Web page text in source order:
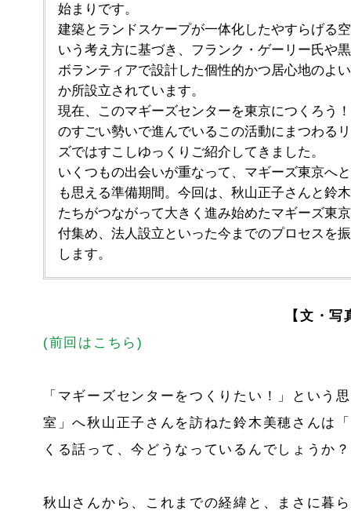
始まりです。
建築とランドスケープが一体化したやすらげる
いう考え方に基づき、フランク・ゲーリー氏や
ボランティアで設計した個性的かつ居心地のよ
か所設立されています。
現在、このマギーズセンターを東京につくろう
のすごい勢いで進んでいるこの活動にまつわる
ズではすこしゆっくりご紹介してきました。
いくつもの出会いが重なって、マギーズ東京へ
も思える準備期間。今回は、秋山正子さんと鈴
たちがつながって大きく進み始めたマギーズ東
付集め、法人設立といった今までのプロセスを
します。
【文・
(前回はこちら )
「マギーズセンターをつくりたい！」という
室」へ秋山正子さんを訪ねた鈴木美穂さんは
くる話って、今どうなっているんでしょうか
秋山さんから、これまでの経緯と、まさに暮